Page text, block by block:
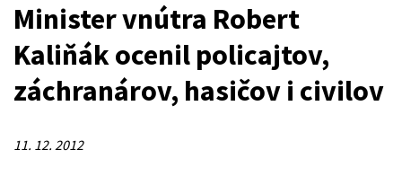
Minister vnútra Robert
Kaliňák ocenil policajtov,
záchranárov, hasičov i civilov
11. 12. 2012